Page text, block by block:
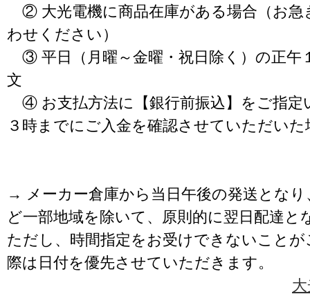
② 大光電機に商品在庫がある場合（お急
わせください）
③ 平日（月曜～金曜・祝日除く）の正午
文
④ お支払方法に【銀行前振込】をご指定
３時までにご入金を確認させていただいた
→ メーカー倉庫から当日午後の発送となり
ど一部地域を除いて、原則的に翌日配達と
ただし、時間指定をお受けできないこと
際は日付を優先させていただきます。